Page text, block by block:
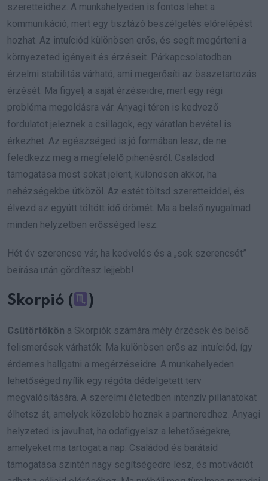
szeretteidhez. A munkahelyeden is fontos lehet a
kommunikáció, mert egy tisztázó beszélgetés előrelépést
hozhat. Az intuíciód különösen erős, és segít megérteni a
környezeted igényeit és érzéseit. Párkapcsolatodban
érzelmi stabilitás várható, ami megerősíti az összetartozás
érzését. Ma figyelj a saját érzéseidre, mert egy régi
probléma megoldásra vár. Anyagi téren is kedvező
fordulatot jeleznek a csillagok, egy váratlan bevétel is
érkezhet. Az egészséged is jó formában lesz, de ne
feledkezz meg a megfelelő pihenésről. Családod
támogatása most sokat jelent, különösen akkor, ha
nehézségekbe ütközöl. Az estét töltsd szeretteiddel, és
élvezd az együtt töltött idő örömét. Ma a belső nyugalmad
minden helyzetben erősséged lesz.
Hét év szerencse vár, ha kedvelés és a „sok szerencsét”
beírása után gördítesz lejjebb!
Skorpió ( )
Csütörtökön a Skorpiók számára mély érzések és belső
felismerések várhatók. Ma különösen erős az intuíciód, így
érdemes hallgatni a megérzéseidre. A munkahelyeden
lehetőséged nyílik egy régóta dédelgetett terv
megvalósítására. A szerelmi életedben intenzív pillanatokat
élhetsz át, amelyek közelebb hoznak a partneredhez. Anyagi
helyzeted is javulhat, ha odafigyelsz a lehetőségekre,
amelyeket ma tartogat a nap. Családod és barátaid
támogatása szintén nagy segítségedre lesz, és motivációt